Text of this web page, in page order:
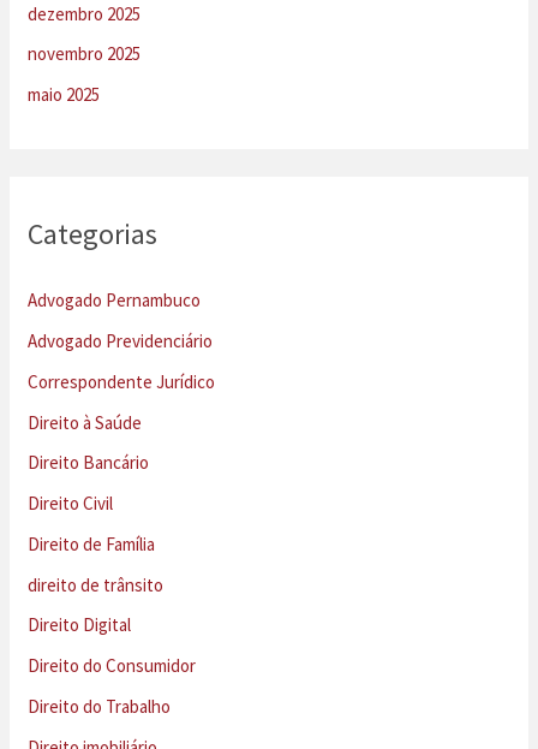
dezembro 2025
novembro 2025
maio 2025
Categorias
Advogado Pernambuco
Advogado Previdenciário
Correspondente Jurídico
Direito à Saúde
Direito Bancário
Direito Civil
Direito de Família
direito de trânsito
Direito Digital
Direito do Consumidor
Direito do Trabalho